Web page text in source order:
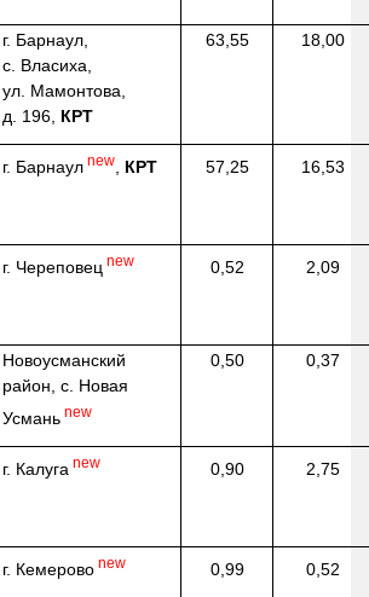
г. Барнаул,
с. Власиха,
ул. Мамонтова,
д. 196, КРТ
63,55 18,00
г. Барнаул new КРТ 57,25 16,53
г. Череповец new 0,52 2,09
Новоусманский
район, с. Новая
Усмань new
0,50 0,37
г. Калуга new 0,90 2,75
г. Кемерово new 0,99 0,52